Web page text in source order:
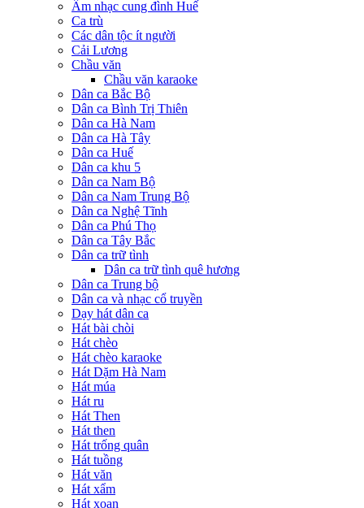
Âm nhạc cung đình Huế
Ca trù
Các dân tộc ít người
Cải Lương
Chầu văn
Chầu văn karaoke
Dân ca Bắc Bộ
Dân ca Bình Trị Thiên
Dân ca Hà Nam
Dân ca Hà Tây
Dân ca Huế
Dân ca khu 5
Dân ca Nam Bộ
Dân ca Nam Trung Bộ
Dân ca Nghệ Tĩnh
Dân ca Phú Thọ
Dân ca Tây Bắc
Dân ca trữ tình
Dân ca trữ tình quê hương
Dân ca Trung bộ
Dân ca và nhạc cổ truyền
Dạy hát dân ca
Hát bài chòi
Hát chèo
Hát chèo karaoke
Hát Dặm Hà Nam
Hát múa
Hát ru
Hát Then
Hát then
Hát trống quân
Hát tuồng
Hát văn
Hát xẩm
Hát xoan